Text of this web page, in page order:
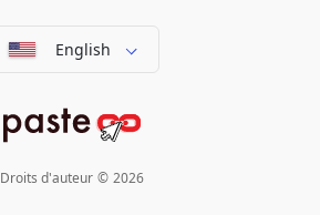
English
Droits d'auteur © 2026